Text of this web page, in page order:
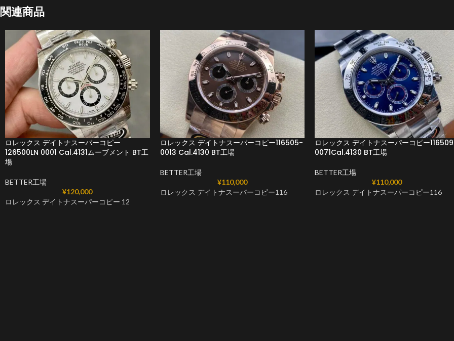
関連商品
ロレックス デイトナスーパーコピー
126500LN 0001 Cal.4131ムーブメント BT工
場
BETTER工場
¥120,000
ロレックス デイトナスーパーコピー 12
ロレックス デイトナスーパーコピー116505-
0013 Cal.4130 BT工場
BETTER工場
¥110,000
ロレックス デイトナスーパーコピー116
ロレックス デイトナスーパーコピー
0071Cal.4130 BT工場
BETTER工場
¥110,000
ロレックス デイトナスーパーコピー116